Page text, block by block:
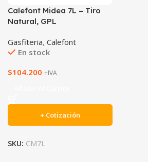
Calefont Midea 7L – Tiro
Natural, GPL
Gasfiteria, Calefont
En stock
$104.200 +IVA
+ Cotización
SKU: CM7L